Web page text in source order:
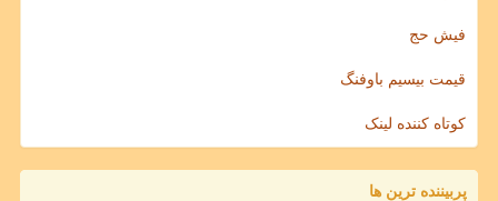
فیش حج
قیمت بیسیم باوفنگ
کوتاه کننده لینک
پربیننده ترین ها